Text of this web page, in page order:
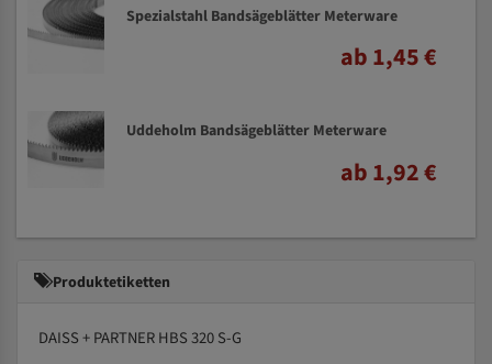
Spezialstahl Bandsägeblätter Meterware
ab 1,45 €
Uddeholm Bandsägeblätter Meterware
ab 1,92 €
Produktetiketten
DAISS + PARTNER HBS 320 S-G